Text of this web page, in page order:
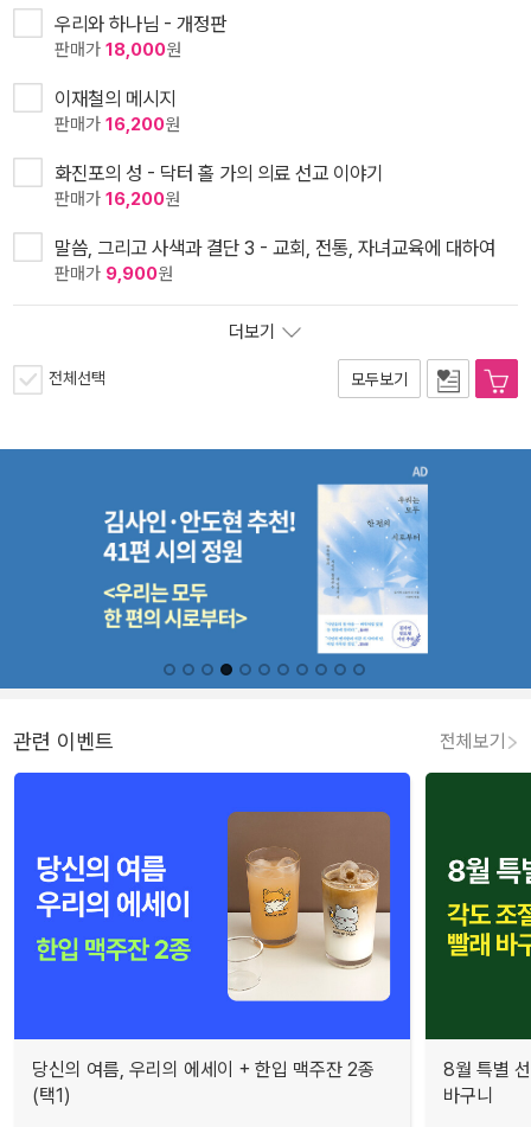
우리와 하나님 - 개정판
판매가 18,000원
이재철의 메시지
판매가 16,200원
화진포의 성 - 닥터 홀 가의 의료 선교 이야기
판매가 16,200원
말씀, 그리고 사색과 결단 3 - 교회, 전통, 자녀교육에 대하여
판매가 9,900원
더보기
전체선택 모두보기
관련 이벤트 전체보기
당신의 여름, 우리의 에세이 + 한입 맥주잔 2종
(택1)
8월 특별
바구니